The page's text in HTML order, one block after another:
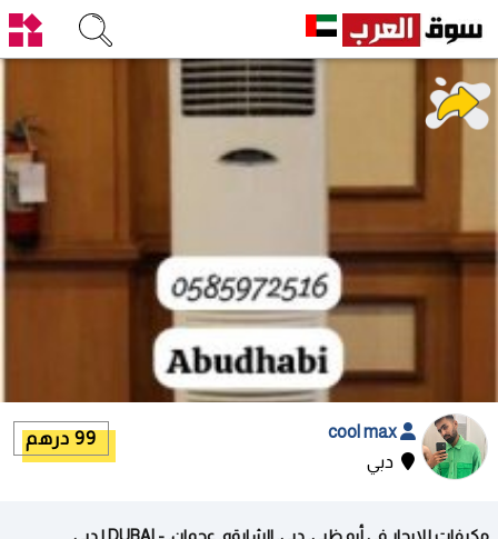
دبي
99 درهم
مكيفات للايجار في أبو ظبي, دبي, الشارقه, عجمان. - DUBAI | دبي